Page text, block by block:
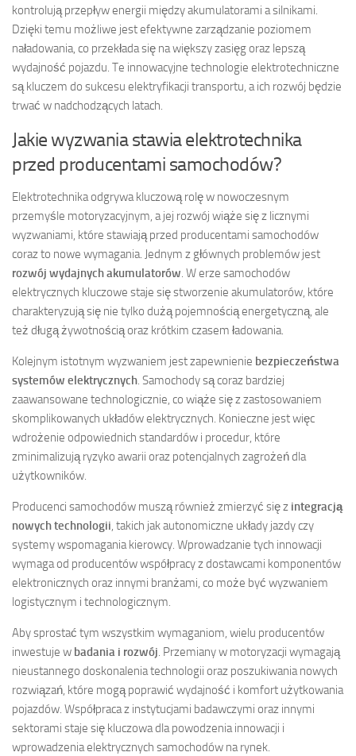
kontrolują przepływ energii między akumulatorami a silnikami.
Dzięki temu możliwe jest efektywne zarządzanie poziomem
naładowania, co przekłada się na większy zasięg oraz lepszą
wydajność pojazdu. Te innowacyjne technologie elektrotechniczne
są kluczem do sukcesu elektryfikacji transportu, a ich rozwój będzie
trwać w nadchodzących latach.
Jakie wyzwania stawia elektrotechnika
przed producentami samochodów?
Elektrotechnika odgrywa kluczową rolę w nowoczesnym
przemyśle motoryzacyjnym, a jej rozwój wiąże się z licznymi
wyzwaniami, które stawiają przed producentami samochodów
coraz to nowe wymagania. Jednym z głównych problemów jest
rozwój wydajnych akumulatorów. W erze samochodów
elektrycznych kluczowe staje się stworzenie akumulatorów, które
charakteryzują się nie tylko dużą pojemnością energetyczną, ale
też długą żywotnością oraz krótkim czasem ładowania.
Kolejnym istotnym wyzwaniem jest zapewnienie bezpieczeństwa
systemów elektrycznych. Samochody są coraz bardziej
zaawansowane technologicznie, co wiąże się z zastosowaniem
skomplikowanych układów elektrycznych. Konieczne jest więc
wdrożenie odpowiednich standardów i procedur, które
zminimalizują ryzyko awarii oraz potencjalnych zagrożeń dla
użytkowników.
Producenci samochodów muszą również zmierzyć się z integracją
nowych technologii, takich jak autonomiczne układy jazdy czy
systemy wspomagania kierowcy. Wprowadzanie tych innowacji
wymaga od producentów współpracy z dostawcami komponentów
elektronicznych oraz innymi branżami, co może być wyzwaniem
logistycznym i technologicznym.
Aby sprostać tym wszystkim wymaganiom, wielu producentów
inwestuje w badania i rozwój. Przemiany w motoryzacji wymagają
nieustannego doskonalenia technologii oraz poszukiwania nowych
rozwiązań, które mogą poprawić wydajność i komfort użytkowania
pojazdów. Współpraca z instytucjami badawczymi oraz innymi
sektorami staje się kluczowa dla powodzenia innowacji i
wprowadzenia elektrycznych samochodów na rynek.